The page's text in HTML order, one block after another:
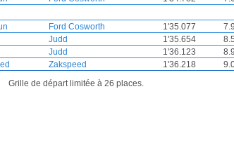
Ford Cosworth 1'35.077
Judd 1'35.654
Judd 1'36.123
Zakspeed 1'36.218
Grille de départ limitée à 26 places.